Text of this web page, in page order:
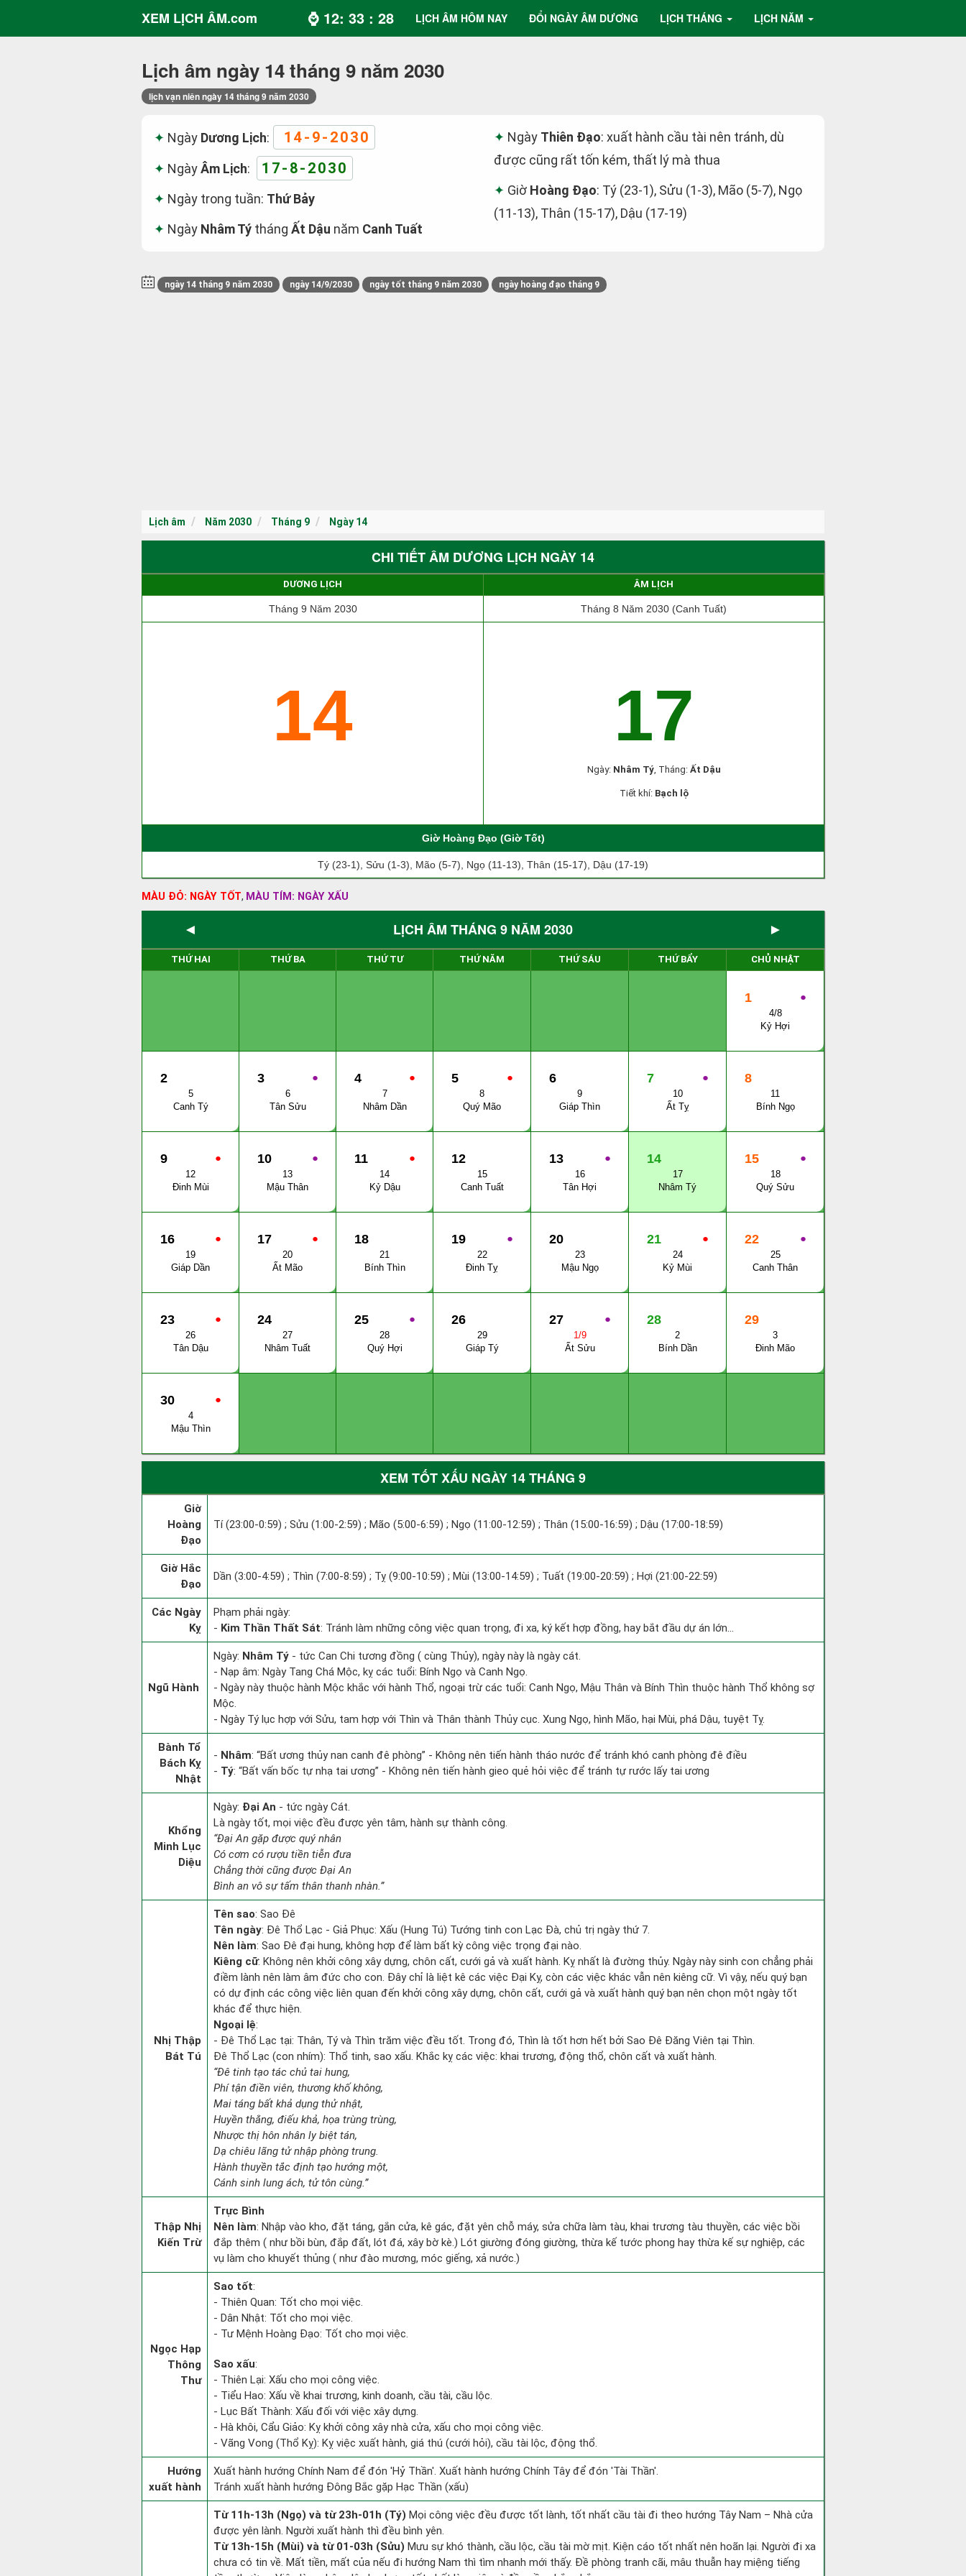
XEM LỊCH ÂM.com ⌚ 12: 33 : 29 LỊCH ÂM HÔM NAY ĐỔI NGÀY ÂM DƯƠNG LỊCH THÁNG LỊCH NĂM
Lịch âm ngày 14 tháng 9 năm 2030
lịch vạn niên ngày 14 tháng 9 năm 2030
Ngày Dương Lịch: 14-9-2030
NgàyÂm Lịch: 17-8-2030
Ngày trong tuần: Thứ Bảy
Ngày Nhâm Tý tháng Ất Dậu năm Canh Tuất
Ngày Thiên Đạo: xuất hành cầu tài nên tránh, dù
được cũng rất tốn kém, thất lý mà thua
Giờ Hoàng Đạo: Tý (23-1), Sửu (1-3), Mão (5-7), Ngọ
(11-13), Thân (15-17), Dậu (17-19)
ngày 14 tháng 9 năm 2030 ngày 14/9/2030 ngày tốt tháng 9 năm 2030 ngày hoàng đạo tháng 9
Lịch âm Năm 2030 Tháng 9 Ngày 14
CHI TIẾT ÂM DƯƠNG LỊCH NGÀY 14
DƯƠNG LỊCH ÂM LỊCH
Tháng 9 Năm 2030 Tháng 8 Năm 2030 (Canh Tuất)
14 17
Ngày: Nhâm Tý, Tháng: Ất Dậu
Tiết khí: Bạch lộ
Giờ Hoàng Đạo (Giờ Tốt)
Tý (23-1), Sửu (1-3), Mão (5-7), Ngọ (11-13), Thân (15-17), Dậu (17-19)
MÀU ĐỎ: NGÀY TỐT, MÀU TÍM: NGÀY XẤU
◄ LỊCH ÂM THÁNG 9 NĂM 2030 ►
THỨ HAI THỨ BA THỨ TƯ THỨ NĂM THỨ SÁU THỨ BẨY CHỦ NHẬT
●
1
4/8
Kỷ Hợi
2
5
Canh Tý
●
3
6
Tân Sửu
●
4
7
Nhâm Dần
●
5
8
Quý Mão
6
9
Giáp Thìn
●
7
10
Ất Tỵ
8
11
Bính Ngọ
●
9
12
Đinh Mùi
●
10
13
Mậu Thân
●
11
14
Kỷ Dậu
12
15
Canh Tuất
●
13
16
Tân Hợi
14
17
Nhâm Tý
●
15
18
Quý Sửu
●
16
19
Giáp Dần
●
17
20
Ất Mão
18
21
Bính Thìn
●
19
22
Đinh Tỵ
20
23
Mậu Ngọ
●
21
24
Kỷ Mùi
●
22
25
Canh Thân
●
23
26
Tân Dậu
24
27
Nhâm Tuất
●
25
28
Quý Hợi
26
29
Giáp Tý
●
27
1/9
Ất Sửu
28
2
Bính Dần
29
3
Đinh Mão
●
30
4
Mậu Thìn
XEM TỐT XẤU NGÀY 14 THÁNG 9
Giờ
Hoàng
Đạo
Tí (23:00-0:59) ; Sửu (1:00-2:59) ; Mão (5:00-6:59) ; Ngọ (11:00-12:59) ; Thân (15:00-16:59) ; Dậu (17:00-18:59)
Giờ Hắc
Đạo
Dần (3:00-4:59) ; Thìn (7:00-8:59) ; Tỵ (9:00-10:59) ; Mùi (13:00-14:59) ; Tuất (19:00-20:59) ; Hợi (21:00-22:59)
Các Ngày
Kỵ
Phạm phải ngày:
- Kim Thần Thất Sát: Tránh làm những công việc quan trọng, đi xa, ký kết hợp đồng, hay bắt đầu dự án lớn...
Ngũ Hành
Ngày: Nhâm Tý - tức Can Chi tương đồng ( cùng Thủy), ngày này là ngày cát.
- Nạp âm: Ngày Tang Chá Mộc, kỵ các tuổi: Bính Ngọ và Canh Ngọ.
- Ngày này thuộc hành Mộc khắc với hành Thổ, ngoại trừ các tuổi: Canh Ngọ, Mậu Thân và Bính Thìn thuộc hành Thổ không sợ
Mộc.
- Ngày Tý lục hợp với Sửu, tam hợp với Thìn và Thân thành Thủy cục. Xung Ngọ, hình Mão, hại Mùi, phá Dậu, tuyệt Tỵ.
Bành Tổ
Bách Kỵ
Nhật
- Nhâm: “Bất ương thủy nan canh đê phòng” - Không nên tiến hành tháo nước để tránh khó canh phòng đê điều
- Tý: “Bất vấn bốc tự nhạ tai ương” - Không nên tiến hành gieo quẻ hỏi việc để tránh tự rước lấy tai ương
Khổng
Minh Lục
Diệu
Ngày: Đại An - tức ngày Cát.
Là ngày tốt, mọi việc đều được yên tâm, hành sự thành công.
“Đại An gặp được quý nhân
Có cơm có rượu tiền tiễn đưa
Chẳng thời cũng được Đại An
Bình an vô sự tấm thân thanh nhàn.”
Nhị Thập
Bát Tú
Tên sao: Sao Đê
Tên ngày: Đê Thổ Lạc - Giả Phục: Xấu (Hung Tú) Tướng tinh con Lạc Đà, chủ trị ngày thứ 7.
Nên làm: Sao Đê đại hung, không hợp để làm bất kỳ công việc trọng đại nào.
Kiêng cữ: Không nên khởi công xây dựng, chôn cất, cưới gả và xuất hành. Kỵ nhất là đường thủy. Ngày này sinh con chẳng phải
điềm lành nên làm âm đức cho con. Đây chỉ là liệt kê các việc Đại Kỵ, còn các việc khác vẫn nên kiêng cữ. Vì vậy, nếu quý bạn
có dự định các công việc liên quan đến khởi công xây dựng, chôn cất, cưới gả và xuất hành quý bạn nên chọn một ngày tốt
khác để thực hiện.
Ngoại lệ:
- Đê Thổ Lạc tại: Thân, Tý và Thìn trăm việc đều tốt. Trong đó, Thìn là tốt hơn hết bởi Sao Đê Đăng Viên tại Thìn.
Đê Thổ Lạc (con nhím): Thổ tinh, sao xấu. Khắc kỵ các việc: khai trương, động thổ, chôn cất và xuất hành.
“Đê tinh tạo tác chủ tai hung,
Phí tận điền viên, thương khố không,
Mai táng bất khả dụng thử nhật,
Huyền thằng, điếu khả, họa trùng trùng,
Nhược thị hôn nhân ly biệt tán,
Dạ chiêu lãng tử nhập phòng trung.
Hành thuyền tắc định tạo hướng một,
Cánh sinh lung ách, tử tôn cùng.”
Thập Nhị
Kiến Trừ
Trực Bình
Nên làm: Nhập vào kho, đặt táng, gắn cửa, kê gác, đặt yên chỗ máy, sửa chữa làm tàu, khai trương tàu thuyền, các việc bồi
đắp thêm ( như bồi bùn, đắp đất, lót đá, xây bờ kè.) Lót giường đóng giường, thừa kế tước phong hay thừa kế sự nghiệp, các
vụ làm cho khuyết thủng ( như đào mương, móc giếng, xả nước.)
Ngọc Hạp
Thông
Thư
Sao tốt:
- Thiên Quan: Tốt cho mọi việc.
- Dân Nhật: Tốt cho mọi việc.
- Tư Mệnh Hoàng Đạo: Tốt cho mọi việc.
Sao xấu:
- Thiên Lại: Xấu cho mọi công việc.
- Tiểu Hao: Xấu về khai trương, kinh doanh, cầu tài, cầu lộc.
- Lục Bất Thành: Xấu đối với việc xây dựng.
- Hà khôi, Cẩu Giảo: Kỵ khởi công xây nhà cửa, xấu cho mọi công việc.
- Vãng Vong (Thổ Kỵ): Kỵ việc xuất hành, giá thú (cưới hỏi), cầu tài lộc, động thổ.
Hướng
xuất hành
Xuất hành hướng Chính Nam để đón 'Hỷ Thần'. Xuất hành hướng Chính Tây để đón 'Tài Thần'.
Tránh xuất hành hướng Đông Bắc gặp Hạc Thần (xấu)
Từ 11h-13h (Ngọ) và từ 23h-01h (Tý) Mọi công việc đều được tốt lành, tốt nhất cầu tài đi theo hướng Tây Nam – Nhà cửa
được yên lành. Người xuất hành thì đều bình yên.
Từ 13h-15h (Mùi) và từ 01-03h (Sửu) Mưu sự khó thành, cầu lộc, cầu tài mờ mịt. Kiện cáo tốt nhất nên hoãn lại. Người đi xa
chưa có tin về. Mất tiền, mất của nếu đi hướng Nam thì tìm nhanh mới thấy. Đề phòng tranh cãi, mâu thuẫn hay miệng tiếng